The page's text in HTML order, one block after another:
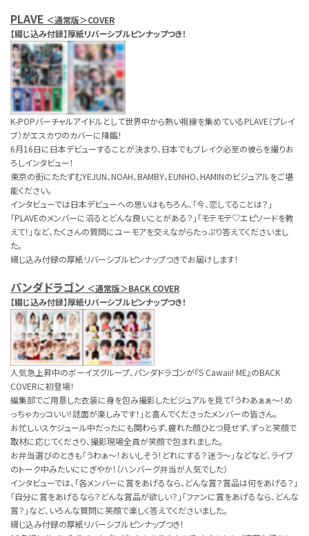
PLAVE ＜通常版＞COVER
【綴じ込み付録】厚紙リバーシブルピンナップつき！
K-POPバーチャルアイドルとして世界中から熱い視線を集めているPLAVE（プレイ
ブ）がエスカワのカバーに降臨！
6月16日に日本デビューすることが決まり、日本でもブレイク必至の彼らを撮りお
ろしインタビュー！
東京の街にたたずむYEJUN、NOAH、BAMBY、EUNHO、HAMINのビジュアルをご堪
能ください。
インタビューでは日本デビューへの思いはもちろん、「今、恋してることは？」
「PLAVEのメンバーに沼るとどんな良いことがある？」「モテモテ♡エピソードを教
えて！」など、たくさんの質問にユーモアを交えながらたっぷり答えてくださいまし
た。
綴じ込み付録の厚紙リバーシブルピンナップつきでお届けします！
パンダドラゴン ＜通常版＞BACK COVER
【綴じ込み付録】厚紙リバーシブルピンナップつき！
人気急上昇中のボーイズグループ、パンダドラゴンが『S Cawaii! ME』のBACK
COVERに初登場！
編集部でご用意した衣装に身を包み撮影したビジュアルを見て「うわあぁぁ～！め
っちゃカッコいい！誌面が楽しみです！」と喜んでくださったメンバーの皆さん。
お忙しいスケジュール中だったにも関わらず、疲れた顔ひとつ見せず、ずっと笑顔で
取材に応じてくださり、撮影現場全員が笑顔で包まれました。
お弁当選びのときも「うわぁ～！おいしそう！どれにする？迷う～」などなど、ライブ
のトーク中みたいににぎやか！（ハンバーグ弁当が人気でした）
インタビューでは、「各メンバーに賞をあげるなら、どんな賞？賞品は何をあげる？」
「自分に賞をあげるなら？どんな賞品が欲しい？」「ファンに賞をあげるなら、どんな
賞？」など、いろんな質問に笑顔で楽しく答えてくださいました。
綴じ込み付録の厚紙リバーシブルピンナップつき！